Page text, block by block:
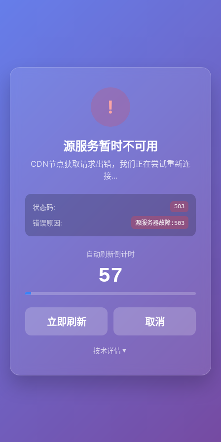
源服务暂时不可用
CDN节点获取请求出错，我们正在尝试重新连
接...
状态码: 503
错误原因: 源服务器故障:503
自动刷新倒计时
57
立即刷新 取消
技术详情▼